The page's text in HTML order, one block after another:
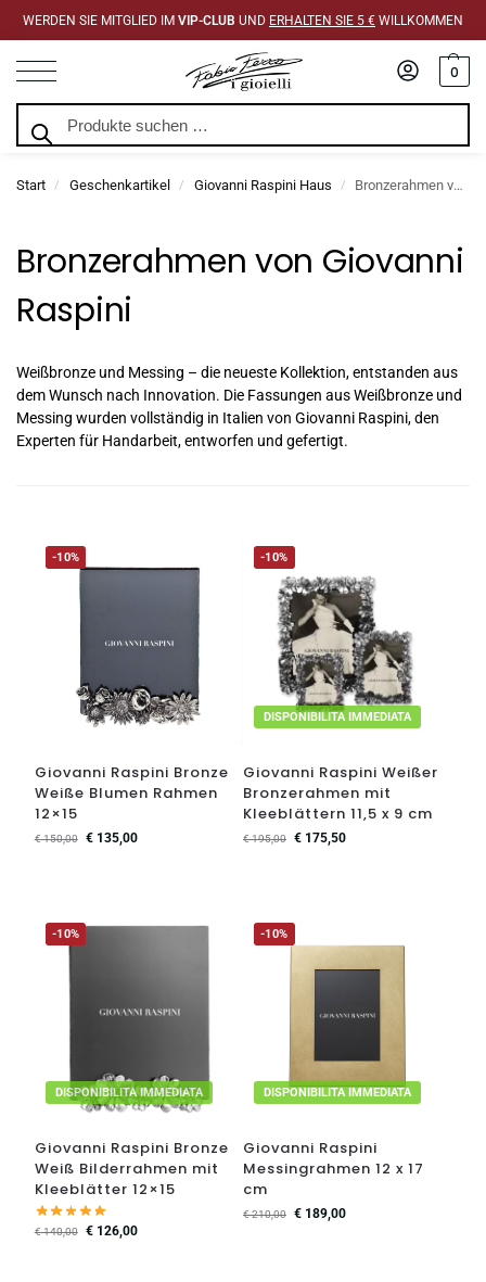
WERDEN SIE MITGLIED IM VIP-CLUB UND ERHALTEN SIE 5 € WILLKOMMEN
0
Start / Geschenkartikel / Giovanni Raspini Haus / Bronzerahmen von Giovanni Raspini
Bronzerahmen von Giovanni
Raspini
Weißbronze und Messing – die neueste Kollektion, entstanden aus
dem Wunsch nach Innovation. Die Fassungen aus Weißbronze und
Messing wurden vollständig in Italien von Giovanni Raspini, den
Experten für Handarbeit, entworfen und gefertigt.
-10%
Giovanni Raspini Bronze
Weiße Blumen Rahmen
12×15
€150,00 €135,00
-10%
DISPONIBILITA IMMEDIATA
Giovanni Raspini Weißer
Bronzerahmen mit
Kleeblättern 11,5 x 9 cm
€195,00 € 175,50
-10%
DISPONIBILITA IMMEDIATA
Giovanni Raspini Bronze
Weiß Bilderrahmen mit
Kleeblätter 12×15
€140,00 €126,00
-10%
DISPONIBILITA IMMEDIATA
Giovanni Raspini
Messingrahmen 12 x 17
cm
€210,00 € 189,00